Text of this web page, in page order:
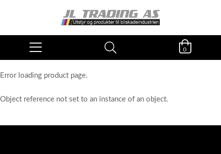
0
Error loading product page.
Object reference not set to an instance of an object.